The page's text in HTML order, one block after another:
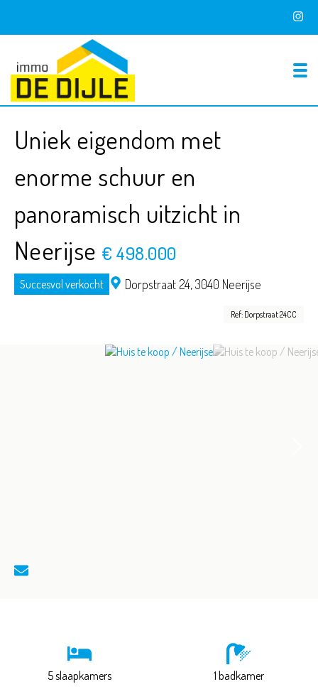
Uniek eigendom met
enorme schuur en
panoramisch uitzicht in
Neerijse € 498.000
Succesvol verkocht Dorpstraat 24,3040 Neerijse
Ref: Dorpstraat 24CC
5 slaapkamers 1 badkamer